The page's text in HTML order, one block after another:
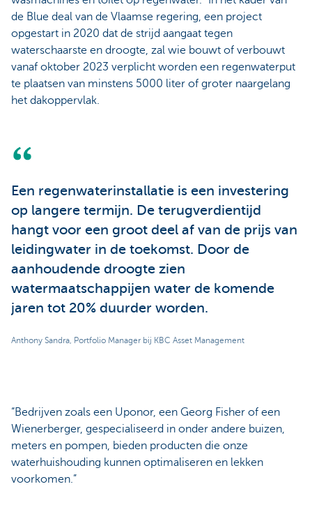
de Blue deal van de Vlaamse regering, een project
opgestart in 2020 dat de strijd aangaat tegen
waterschaarste en droogte, zal wie bouwt of verbouwt
vanaf oktober 2023 verplicht worden een regenwaterput
te plaatsen van minstens 5000 liter of groter naargelang
het dakoppervlak.
Een regenwaterinstallatie is een investering
op langere termijn. De terugverdientijd
hangt voor een groot deel af van de prijs van
leidingwater in de toekomst. Door de
aanhoudende droogte zien
watermaatschappijen water de komende
jaren tot 20% duurder worden.
Anthony Sandra, Portfolio Manager bij KBC Asset Management
“Bedrijven zoals een Uponor, een Georg Fisher of een
Wienerberger, gespecialiseerd in onder andere buizen,
meters en pompen, bieden producten die onze
waterhuishouding kunnen optimaliseren en lekken
voorkomen.”